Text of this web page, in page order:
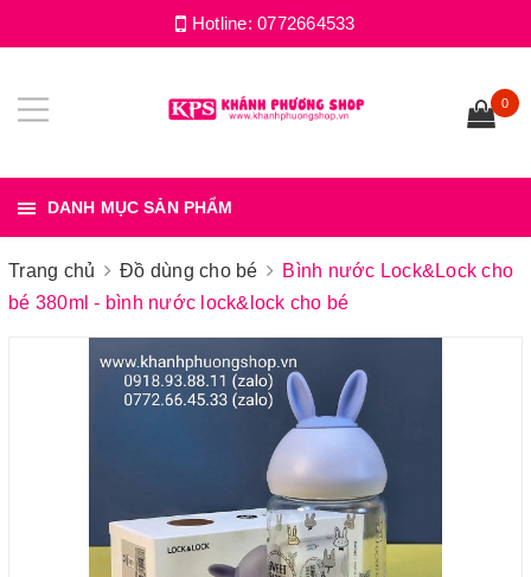
Hotline:0772664533
0
DANH MỤC SẢN PHẨM
Trang chủ Đồ dùng cho bé
Bình nước Lock&Lock cho
bé 380ml - bình nước lock&lock cho bé